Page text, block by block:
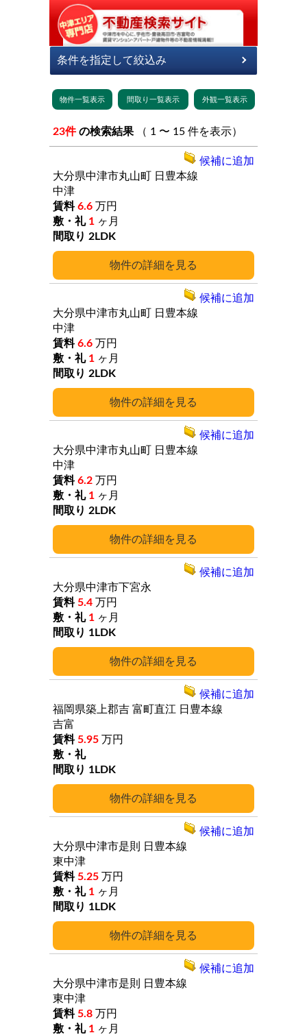
23件 の検索結果 （ 1 〜 15 件を表示）
詳細
大分県中津市丸山町
日豊本線
中津
6.6 万円
1 ヶ月
2LDK
候補に追加
詳細
大分県中津市丸山町
日豊本線
中津
6.6 万円
1 ヶ月
2LDK
候補に追加
詳細
大分県中津市丸山町
日豊本線
中津
6.2 万円
1 ヶ月
2LDK
候補に追加
詳細
大分県中津市下宮永
5.4 万円
1 ヶ月
1LDK
候補に追加
詳細
福岡県築上郡吉 富町直江 日豊本線
吉富
5.95 万円
1LDK
候補に追加
詳細
大分県中津市是則
日豊本線
東中津
5.25 万円
1 ヶ月
1LDK
候補に追加
大分県中津市是則
日豊本線
東中津
5.8 万円
1 ヶ月
候補に追加